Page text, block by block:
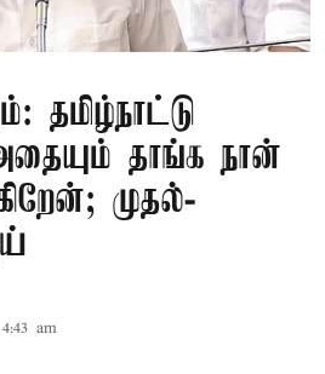
தமிழ்நாட்டு
தாங்க நான்
முதல்-
am